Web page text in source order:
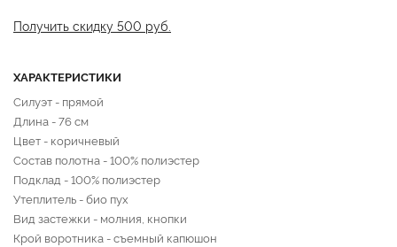
Получить скидку 500 руб.
ХАРАКТЕРИСТИКИ
Силуэт - прямой
Длина - 76 см
Цвет - коричневый
Состав полотна - 100% полиэстер
Подклад - 100% полиэстер
Утеплитель - био пух
Вид застежки - молния, кнопки
Крой воротника - съемный капюшон